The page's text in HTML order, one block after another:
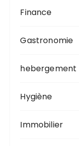
Finance
Gastronomie
hebergement
Hygiène
Immobilier